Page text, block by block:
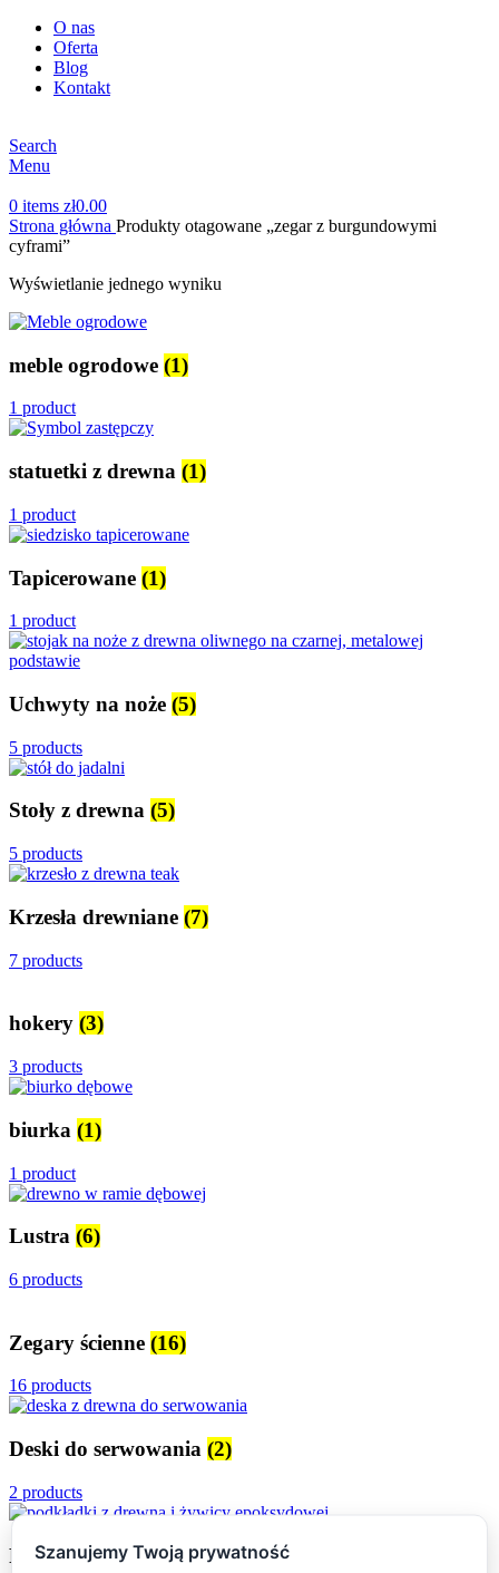
O nas
Oferta
Blog
Kontakt
Search
Menu
0 items zł0.00
Strona główna Produkty otagowane „zegar z burgundowymi
cyframi”
Wyświetlanie jednego wyniku
meble ogrodowe (1)
1 product
statuetki z drewna (1)
1 product
Tapicerowane (1)
1 product
Uchwyty na noże (5)
5 products
Stoły z drewna (5)
5 products
Krzesła drewniane (7)
7 products
hokery (3)
3 products
biurka (1)
1 product
Lustra (6)
6 products
Zegary ścienne (16)
16 products
Deski do serwowania (2)
2 products
Podkładki(16)